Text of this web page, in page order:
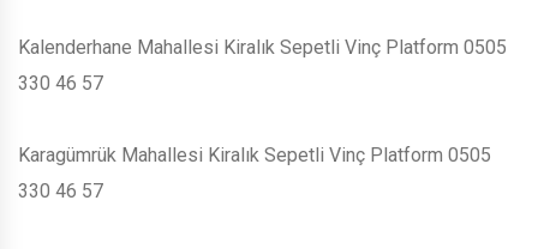
Kalenderhane Mahallesi Kiralık Sepetli Vinç Platform 0505
330 46 57
Karagümrük Mahallesi Kiralık Sepetli Vinç Platform 0505
330 46 57